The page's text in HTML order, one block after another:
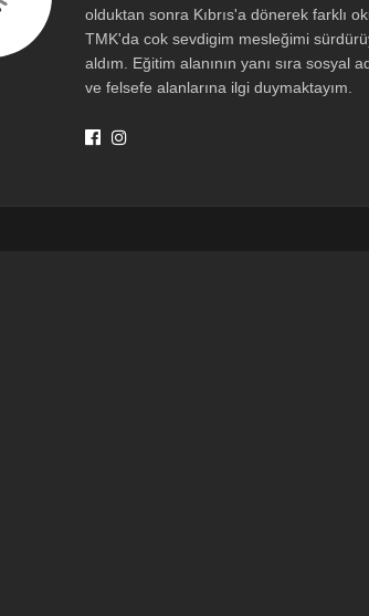
olduktan sonra Kıbrıs'a dönerek farklı
TMK'da cok sevdigim mesleğimi
aldım. Eğitim alanının yanı sıra
ve felsefe alanlarına ilgi duymaktayım.